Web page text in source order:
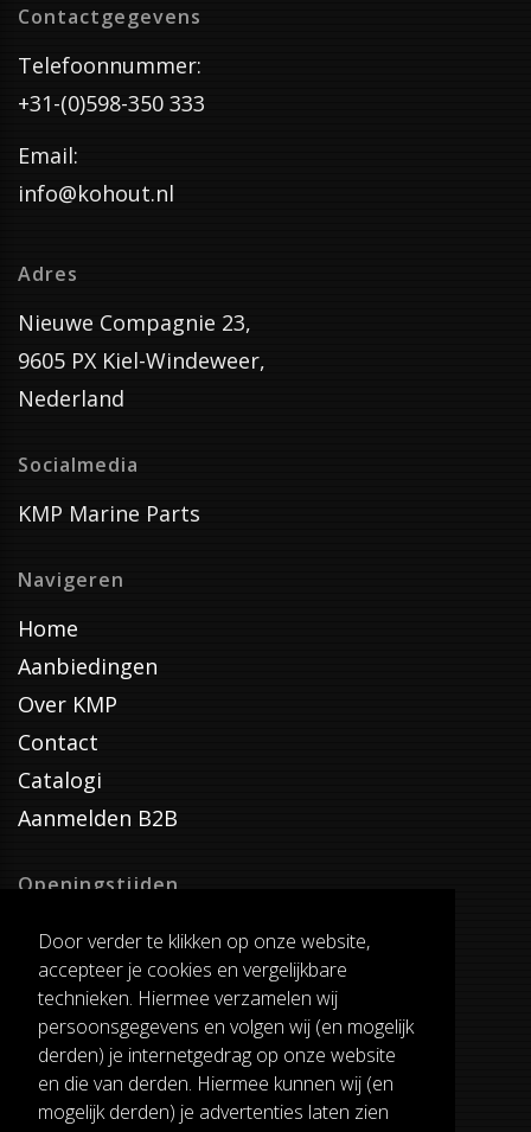
Door verder te klikken op onze website,
accepteer je cookies en vergelijkbare
technieken. Hiermee verzamelen wij
persoonsgegevens en volgen wij (en mogelijk
derden) je internetgedrag op onze website
en die van derden. Hiermee kunnen wij (en
mogelijk derden) je advertenties laten zien
Contactgegevens
Telefoonnummer:
+31-(0)598-350 333
Email:
info@kohout.nl
Adres
Nieuwe Compagnie 23,
9605 PX Kiel-Windeweer,
Nederland
Socialmedia
KMP Marine Parts
Navigeren
Home
Aanbiedingen
Over KMP
Contact
Catalogi
Aanmelden B2B
Openingstijden
Dinsdag T/M Zaterdag
van 8:00-17:00
Verzenddagen
Dinsdag T/M Vrijdag
Pauze
12:30-13:00